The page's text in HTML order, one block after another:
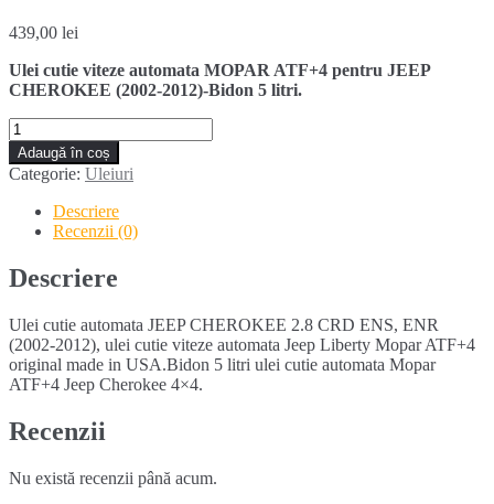
439,00 lei
Ulei cutie viteze automata MOPAR ATF+4 pentru JEEP
CHEROKEE (2002-2012)-Bidon 5 litri.
Cantitate
Ulei
cutie
automata
JEEP
CHEROKEE
CRD
Mopar
Adaugă în coș
Categorie: Uleiuri
Descriere
Recenzii (0)
Descriere
Ulei cutie automata JEEP CHEROKEE 2.8 CRD ENS, ENR
(2002-2012), ulei cutie viteze automata Jeep Liberty Mopar ATF+4
original made in USA.Bidon 5 litri ulei cutie automata Mopar
ATF+4 Jeep Cherokee 4×4.
Recenzii
Nu există recenzii până acum.